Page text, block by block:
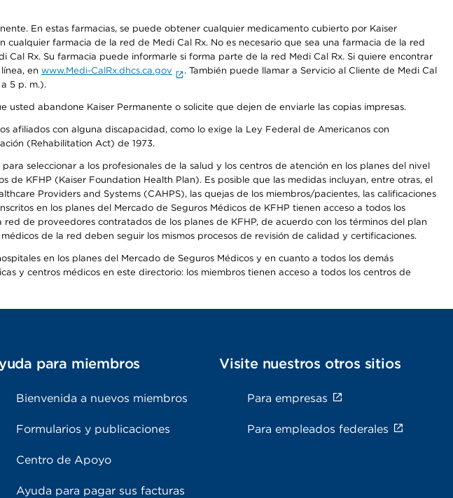
En estas farmacias, se puede obtener cualquier medicamento cubierto por Kaiser
farmacia de la red de Medi Cal Rx. No es necesario que sea una farmacia de la red
Rx. Su farmacia puede informarle si forma parte de la red Medi Cal Rx. Si quiere encontrar
en www.Medi-CalRx.dhcs.ca.gov
. También puede llamar a Servicio al Cliente de Medi Cal
5 p. m.).
abandone Kaiser Permanente o solicite que dejen de enviarle las copias impresas.
afiliados con alguna discapacidad, como lo exige la Ley Federal de Americanos con
(Rehabilitation Act) de 1973.
seleccionar a los profesionales de la salud y los centros de atención en los planes del nivel
KFHP (Kaiser Foundation Health Plan). Es posible que las medidas incluyan, entre otras, el
Providers and Systems (CAHPS), las quejas de los miembros/pacientes, las calificaciones
en los planes del Mercado de Seguros Médicos de KFHP tienen acceso a todos los
de proveedores contratados de los planes de KFHP, de acuerdo con los términos del plan
de la red deben seguir los mismos procesos de revisión de calidad y certificaciones.
en los planes del Mercado de Seguros Médicos y en cuanto a todos los demás
y centros médicos en este directorio: los miembros tienen acceso a todos los centros de
para miembros
Bienvenida a nuevos miembros
Formularios y publicaciones
Centro de Apoyo
Ayuda para pagar sus facturas
Visite nuestros otros sitios
Para empresas
Para empleados federales